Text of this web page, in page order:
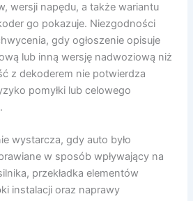
wersji napędu, a także wariantu
go pokazuje. Niezgodności
gdy ogłoszenie opisuje
lub inną wersję nadwoziową niż
z dekoderem nie potwierdza
pomyłki lub celowego
wystarcza, gdy auto było
w sposób wpływający na
przekładka elementów
instalacji oraz naprawy